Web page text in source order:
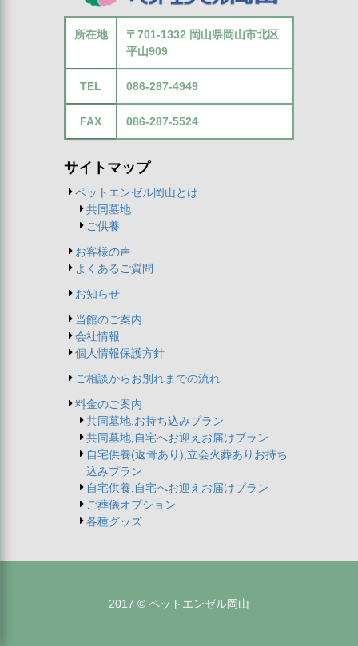
所在地
〒701-1332 岡山県岡山市北区
平山909
TEL 086-287-4949
FAX 086-287-5524
サイトマップ
ペットエンゼル岡山とは
共同墓地
ご供養
お客様の声
よくあるご質問
お知らせ
当館のご案内
会社情報
個人情報保護方針
ご相談からお別れまでの流れ
料金のご案内
共同墓地,お持ち込みプラン
共同墓地,自宅へお迎えお届けプラン
自宅供養(返骨あり),立会火葬ありお持ち
込みプラン
自宅供養,自宅へお迎えお届けプラン
ご葬儀オプション
各種グッズ
2017 © ペットエンゼル岡山